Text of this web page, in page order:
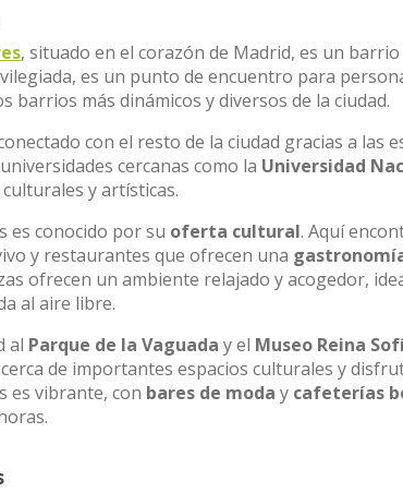
, situado en el corazón de Madrid, es un
es un punto de encuentro para
barrios más dinámicos y diversos de la ciudad.
con el resto de la ciudad gracias a las
cercanas como la Universidad
y artísticas.
es conocido por su oferta cultural. Aquí
y restaurantes que ofrecen una
ofrecen un ambiente relajado y acogedor,
al aire libre.
al Parque de la Vaguada y el Museo Reina
de importantes espacios culturales y
es vibrante, con bares de moda y cafeterías